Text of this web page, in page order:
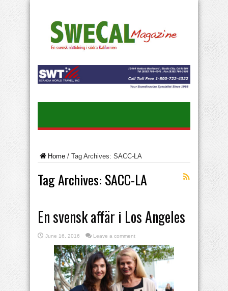
Home / Tag Archives: SACC-LA
Tag Archives: SACC-LA
En svensk affär i Los Angeles
June 16, 2016 Leave a comment